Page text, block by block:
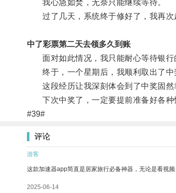
我心急如焚，无奈只能继续等待。
过了几天，系统终于修好了，我再次
中了彩票第二天去领多久到账
面对如此情况，我只能耐心等待银行
终于，一个星期后，我顺利取出了中
这段经历让我深刻体会到了中奖固然
下次中奖了，一定要提前准备好各种
#39#
评论
游客
这款加速器app简直是居家旅行必备神器，无论是看视
2025-06-14